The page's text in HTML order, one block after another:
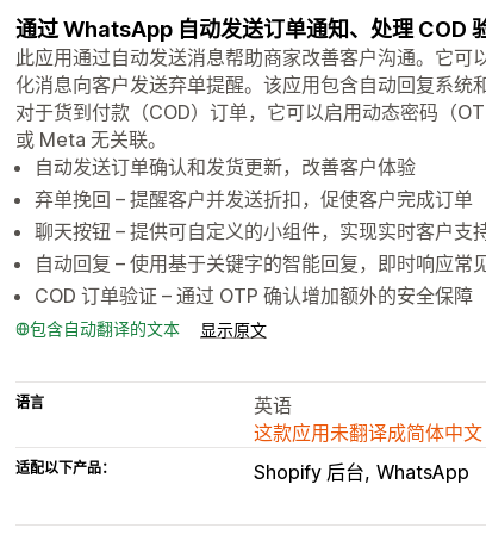
通过 WhatsApp 自动发送订单通知、处理 COD
此应用通过自动发送消息帮助商家改善客户沟通。它
化消息向客户发送弃单提醒。该应用包含自动回复系统
对于货到付款（COD）订单，它可以启用动态密码（
或 Meta 无关联。
自动发送订单确认和发货更新，改善客户体验
弃单挽回 – 提醒客户并发送折扣，促使客户完成订单
聊天按钮 – 提供可自定义的小组件，实现实时客户支
自动回复 – 使用基于关键字的智能回复，即时响应常
COD 订单验证 – 通过 OTP 确认增加额外的安全保障
包含自动翻译的文本 显示原文
语言
英语
这款应用未翻译成简体中文
适配以下产品： Shopify 后台 WhatsApp